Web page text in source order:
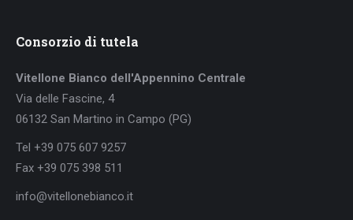
Consorzio di tutela
Vitellone Bianco dell'Appennino Centrale
Via delle Fascine, 4
06132 San Martino in Campo (PG)
Tel +39 075 607 9257
Fax +39 075 398 511
info@vitellonebianco.it